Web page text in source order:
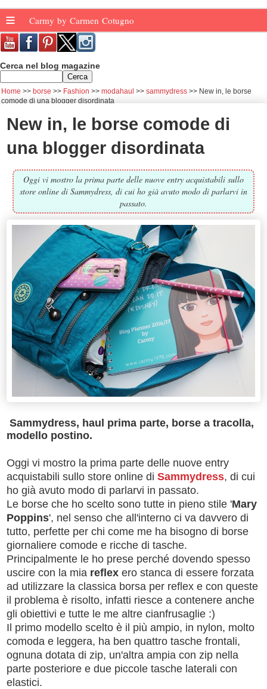
≡ Carmy by Carmen Cotugno
Cerca nel blog magazine
Home borse Fashion modahaul sammydress
New in, le borse
comode di una blogger disordinata
New in, le borse comode di
una blogger disordinata
Oggi vi mostro la prima parte delle nuove entry acquistabili sullo
store online di Sammydress, di cui ho già avuto modo di parlarvi in
passato.
Sammydress, haul prima parte, borse a tracolla,
modello postino.
Oggi vi mostro la prima parte delle nuove entry
acquistabili sullo store online di Sammydress, di cui
ho già avuto modo di parlarvi in passato.
Le borse che ho scelto sono tutte in pieno stile 'Mary
Poppins', nel senso che all'interno ci va davvero di
tutto, perfette per chi come me ha bisogno di borse
giornaliere comode e ricche di tasche.
Principalmente le ho prese perché dovendo spesso
uscire con la mia reflex ero stanca di essere forzata
ad utilizzare la classica borsa per reflex e con queste
il problema è risolto, infatti riesce a contenere anche
gli obiettivi e tutte le me altre cianfrusaglie :)
Il primo modello scelto è il più ampio, in nylon, molto
comoda e leggera, ha ben quattro tasche frontali,
ognuna dotata di zip, un'altra ampia con zip nella
parte posteriore e due piccole tasche laterali con
elastici.